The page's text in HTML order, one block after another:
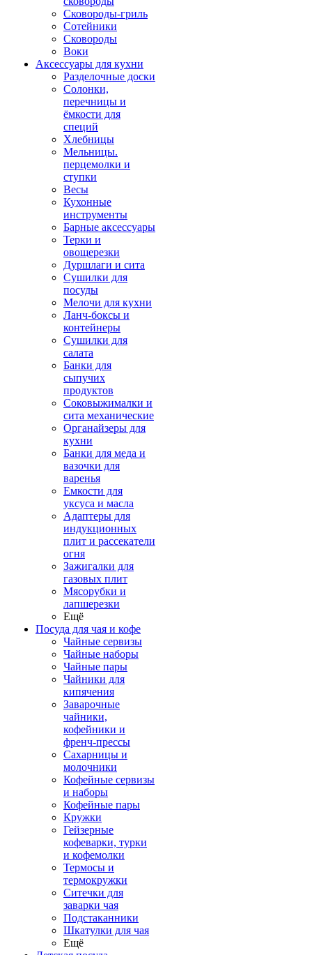
Сковороды-гриль
Сотейники
Сковороды
Воки
Аксессуары для кухни
Разделочные доски
Солонки,
перечницы и
ёмкости для
специй
Хлебницы
Мельницы.
перцемолки и
ступки
Весы
Кухонные
инструменты
Барные аксессуары
Терки и
овощерезки
Дуршлаги и сита
Сушилки для
посуды
Мелочи для кухни
Ланч-боксы и
контейнеры
Сушилки для
салата
Банки для
сыпучих
продуктов
Соковыжималки и
сита механические
Органайзеры для
кухни
Банки для меда и
вазочки для
варенья
Емкости для
уксуса и масла
Адаптеры для
индукционных
плит и рассекатели
огня
Зажигалки для
газовых плит
Мясорубки и
лапшерезки
Ещё
Посуда для чая и кофе
Чайные сервизы
Чайные наборы
Чайные пары
Чайники для
кипячения
Заварочные
чайники,
кофейники и
френч-прессы
Сахарницы и
молочники
Кофейные сервизы
и наборы
Кофейные пары
Кружки
Гейзерные
кофеварки, турки
и кофемолки
Термосы и
термокружки
Ситечки для
заварки чая
Подстаканники
Шкатулки для чая
Ещё